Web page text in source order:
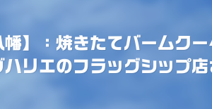
幡】：焼きたてバーム
ハリエのフラッグシップ